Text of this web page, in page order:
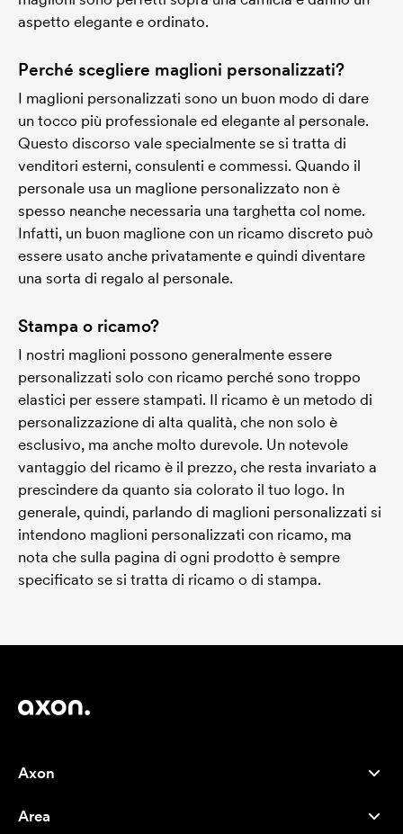
aspetto elegante e ordinato.
Perché scegliere maglioni personalizzati?
I maglioni personalizzati sono un buon modo di dare
un tocco più professionale ed elegante al personale.
Questo discorso vale specialmente se si tratta di
venditori esterni, consulenti e commessi. Quando il
personale usa un maglione personalizzato non è
spesso neanche necessaria una targhetta col nome.
Infatti, un buon maglione con un ricamo discreto può
essere usato anche privatamente e quindi diventare
una sorta di regalo al personale.
Stampa o ricamo?
I nostri maglioni possono generalmente essere
personalizzati solo con ricamo perché sono troppo
elastici per essere stampati. Il ricamo è un metodo di
personalizzazione di alta qualità, che non solo è
esclusivo, ma anche molto durevole. Un notevole
vantaggio del ricamo è il prezzo, che resta invariato a
prescindere da quanto sia colorato il tuo logo. In
generale, quindi, parlando di maglioni personalizzati si
intendono maglioni personalizzati con ricamo, ma
nota che sulla pagina di ogni prodotto è sempre
specificato se si tratta di ricamo o di stampa.
Axon
Chi siamo
Area